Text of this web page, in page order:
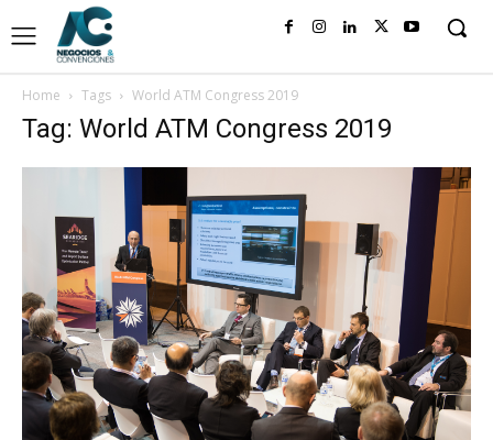
Home Tags World ATM Congress 2019
Tag: World ATM Congress 2019